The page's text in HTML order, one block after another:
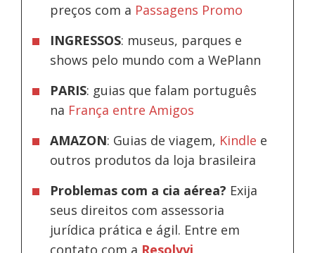
preços com a Passagens Promo
INGRESSOS: museus, parques e
shows pelo mundo com a WePlann
PARIS: guias que falam português
na França entre Amigos
AMAZON: Guias de viagem, Kindle e
outros produtos da loja brasileira
Problemas com a cia aérea? Exija
seus direitos com assessoria
jurídica prática e ágil. Entre em
contato com a Resolvvi